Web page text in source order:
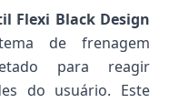
Flexi Black Design
de frenagem
para reagir
do usuário. Este